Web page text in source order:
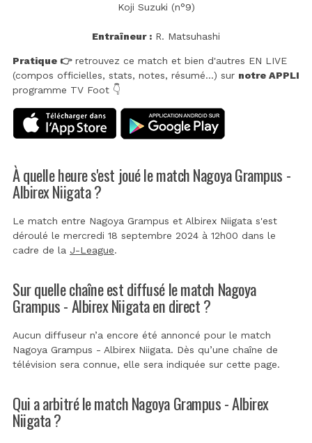
Koji Suzuki (n°9)
Entraîneur : R. Matsuhashi
Pratique 👉retrouvez ce match et bien d'autres EN LIVE
(compos officielles, stats, notes, résumé...) sur notre APPLI
programme TV Foot 👇
À quelle heure s'est joué le match Nagoya Grampus -
Albirex Niigata ?
Le match entre Nagoya Grampus et Albirex Niigata s'est
déroulé le mercredi 18 septembre 2024 à 12h00 dans le
cadre de la J-League.
Sur quelle chaîne est diffusé le match Nagoya
Grampus - Albirex Niigata en direct ?
Aucun diffuseur n’a encore été annoncé pour le match
Nagoya Grampus - Albirex Niigata. Dès qu’une chaîne de
télévision sera connue, elle sera indiquée sur cette page.
Qui a arbitré le match Nagoya Grampus - Albirex
Niigata ?